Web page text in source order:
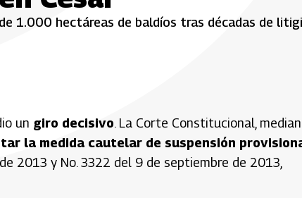
1.000 hectáreas de baldíos tras décadas de
un giro decisivo. La Corte Constitucional,
la medida cautelar de suspensión
2013 y No. 3322 del 9 de septiembre de 2013,